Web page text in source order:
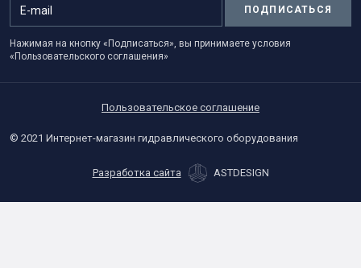
ПОДПИСАТЬСЯ
Нажимая на кнопку «Подписаться», вы принимаете условия
«Пользовательского соглашения»
Пользовательское соглашение
© 2021 Интернет-магазин гидравлического оборудования
Разработка сайта ASTDESIGN